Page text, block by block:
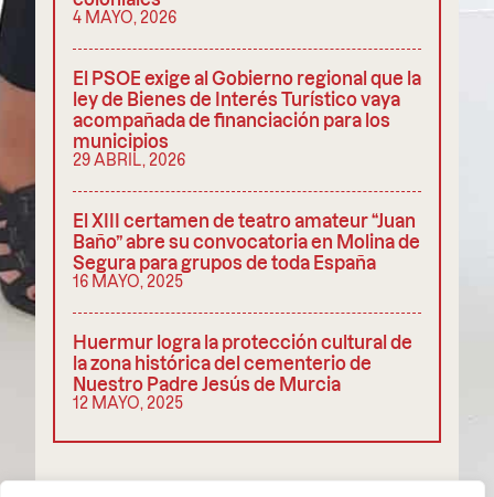
COMPARTIR
4 MAYO, 2026
El PSOE exige al Gobierno regional que la
ley de Bienes de Interés Turístico vaya
acompañada de financiación para los
municipios
29 ABRIL, 2026
El XIII certamen de teatro amateur “Juan
Baño” abre su convocatoria en Molina de
Segura para grupos de toda España
16 MAYO, 2025
Huermur logra la protección cultural de
la zona histórica del cementerio de
Nuestro Padre Jesús de Murcia
12 MAYO, 2025